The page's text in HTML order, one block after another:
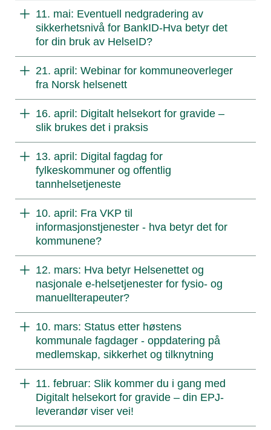
11. mai: Eventuell nedgradering av
sikkerhetsnivå for BankID-Hva betyr det
for din bruk av HelseID?
21. april: Webinar for kommuneoverleger
fra Norsk helsenett
16. april: Digitalt helsekort for gravide –
slik brukes det i praksis
13. april: Digital fagdag for
fylkeskommuner og offentlig
tannhelsetjeneste
10. april: Fra VKP til
informasjonstjenester - hva betyr det for
kommunene?
12. mars: Hva betyr Helsenettet og
nasjonale e-helsetjenester for fysio- og
manuellterapeuter?
10. mars: Status etter høstens
kommunale fagdager - oppdatering på
medlemskap, sikkerhet og tilknytning
11. februar: Slik kommer du i gang med
Digitalt helsekort for gravide – din EPJ-
leverandør viser vei!